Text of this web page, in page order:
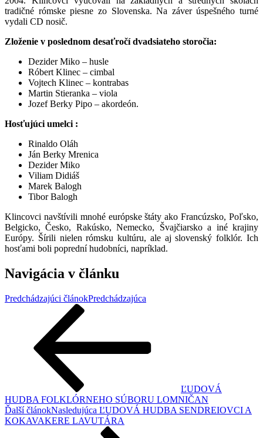
tradičné rómske piesne zo Slovenska. Na záver úspešného turné
vydali CD nosič.
Zloženie v poslednom desaťročí dvadsiateho storočia:
Dezider Miko – husle
Róbert Klinec – cimbal
Vojtech Klinec – kontrabas
Martin Stieranka – viola
Jozef Berky Pipo – akordeón.
Hosťujúci umelci :
Rinaldo Oláh
Ján Berky Mrenica
Dezider Miko
Viliam Didiáš
Marek Balogh
Tibor Balogh
Klincovci navštívili mnohé európske štáty ako Francúzsko, Poľsko,
Belgicko, Česko, Rakúsko, Nemecko, Švajčiarsko a iné krajiny
Európy. Šírili nielen rómsku kultúru, ale aj slovenský folklór. Ich
hosťami boli poprední hudobníci, napríklad.
Navigácia v článku
Predchádzajúci článokPredchádzajúca
ĽUDOVÁ
HUDBA FOLKLÓRNEHO SÚBORU LOMNIČAN
Ďalší článokNasledujúca ĽUDOVÁ HUDBA SENDREIOVCI A
KOKAVAKERE LAVUTÁRA